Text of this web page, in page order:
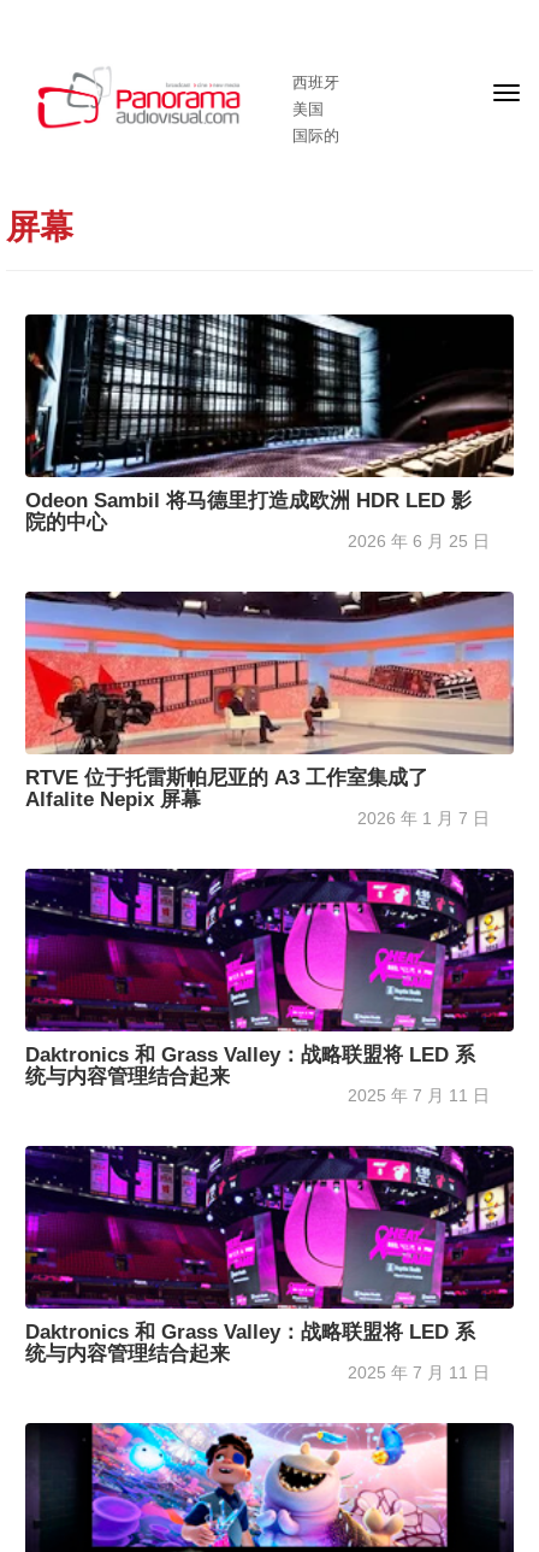
西班牙
美国
国际的
头
屏幕
Odeon Sambil 将马德里打造成欧洲 HDR LED 影
院的中心
2026 年 6 月 25 日
RTVE 位于托雷斯帕尼亚的 A3 工作室集成了
Alfalite Nepix 屏幕
2026 年 1 月 7 日
Daktronics 和 Grass Valley：战略联盟将 LED 系
统与内容管理结合起来
2025 年 7 月 11 日
Daktronics 和 Grass Valley：战略联盟将 LED 系
统与内容管理结合起来
2025 年 7 月 11 日